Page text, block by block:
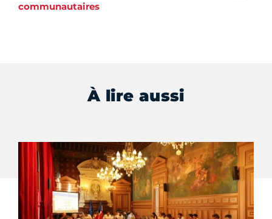
communautaires
À lire aussi